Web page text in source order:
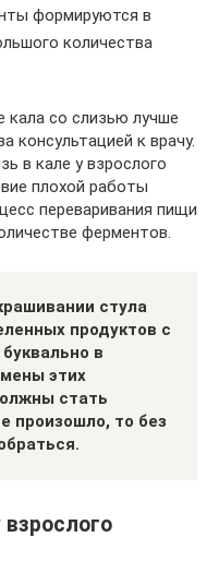
формируются в
количества
кала со слизью лучше
консультацией к врачу.
в кале у взрослого
плохой работы
переваривания пищи
ферментов.
стула
продуктов с
в
этих
стать
произошло, то без